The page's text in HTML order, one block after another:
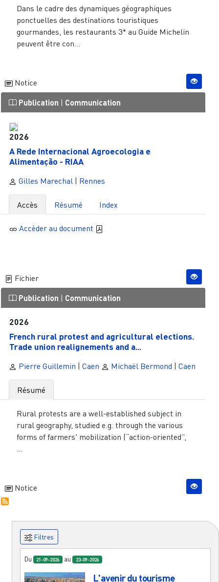
Dans le cadre des dynamiques géographiques
ponctuelles des destinations touristiques
gourmandes, les restaurants 3* au Guide Michelin
peuvent être con...
Notice
Publication Communication
2026
A Rede Internacional Agroecologia e
Alimentação - RIAA
Gilles Marechal | Rennes
Accès Résumé Index
Accèder au document
Fichier
Publication Communication
2026
French rural protest and agricultural elections.
Trade union realignements and a...
Pierre Guillemin | Caen Michaël Bermond | Caen
Résumé
Rural protests are a well-established subject in
rural geography, studied e.g. through the various
forms of farmers' mobilization (“action-oriented”,
Notice
Filtres
Du 21-09-2026 au 23-09-2026
L'avenir du tourisme